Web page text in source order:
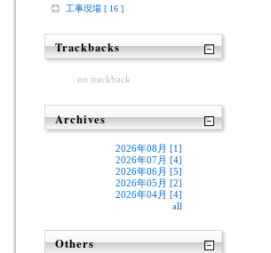
工事現場 [ 16 ]
Trackbacks
no trackback
Archives
2026年08月 [1]
2026年07月 [4]
2026年06月 [5]
2026年05月 [2]
2026年04月 [4]
all
Others